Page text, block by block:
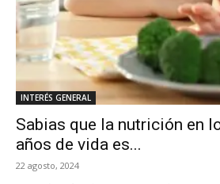
INTERÉS GENERAL
Sabias que la nutrición en
años de vida es...
22 agosto, 2024